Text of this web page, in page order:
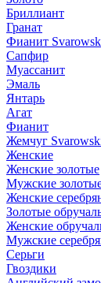
Бриллиант
Гранат
Фианит
Сапфир
Муассанит
Эмаль
Янтарь
Агат
Фианит
Жемчуг
Женские
Женские золотые
Мужские
Женские
Золотые
Женские
Мужские
Серьги
Гвоздики